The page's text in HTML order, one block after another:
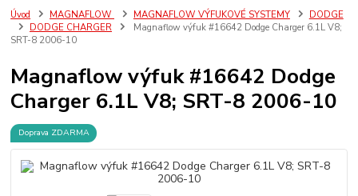
Úvod MAGNAFLOW MAGNAFLOW VÝFUKOVÉ SYSTEMY
DODGE
DODGE CHARGER
Magnaflow výfuk #16642 Dodge Charger 6.1L V8;
SRT-8 2006-10
Magnaflow výfuk #16642 Dodge
Charger 6.1L V8; SRT-8 2006-10
Doprava ZDARMA